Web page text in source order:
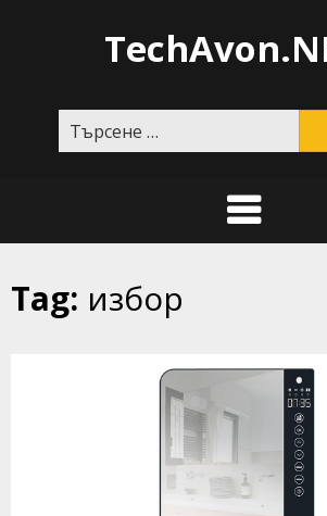
за:
Tag: избор